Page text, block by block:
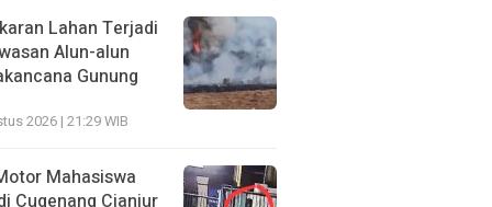
Lahan Terjadi
Alun-alun
Gunung
2026 | 21:29 WIB
Mahasiswa
Cugenang Cianjur